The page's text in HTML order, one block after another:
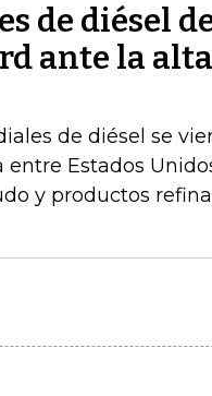
de diésel
ante la
de diésel se
Estados
y productos